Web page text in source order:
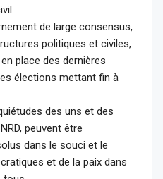
de large consensus,
politiques et civiles,
place des dernières
élections mettant fin à
des uns et des
peuvent être
dans le souci et le
et de la paix dans